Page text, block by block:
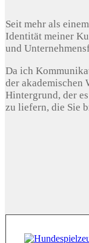
Seit mehr als
Identität meiner
und
Da ich
der akademischen
Hintergrund, der
zu liefern, die Sie